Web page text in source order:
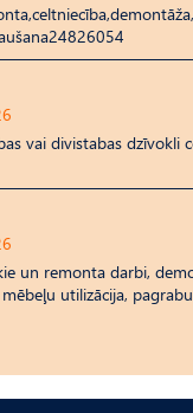
vai divistabas dzīvokli
un remonta darbi,
utilizācija,